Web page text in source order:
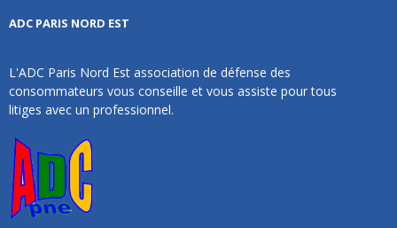
ADC PARIS NORD EST
L'ADC Paris Nord Est association de défense des
consommateurs vous conseille et vous assiste pour tous
litiges avec un professionnel.